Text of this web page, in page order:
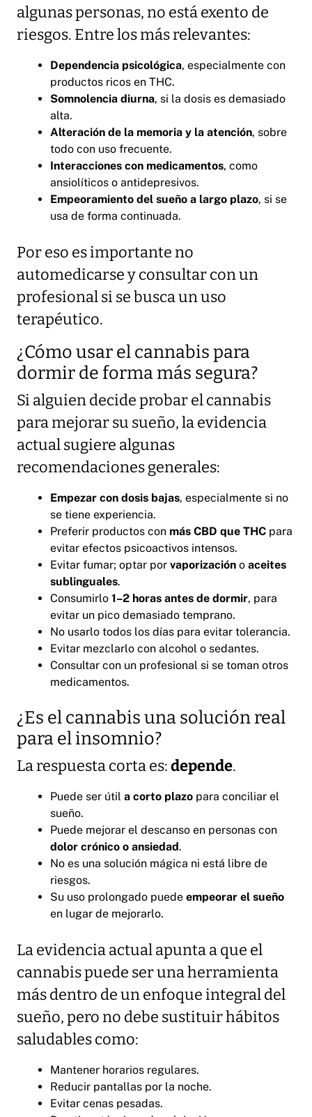
algunas personas, no está exento de
riesgos. Entre los más relevantes:
Dependencia psicológica, especialmente con
productos ricos en THC.
Somnolencia diurna, si la dosis es demasiado
alta.
Alteración de la memoria y la atención, sobre
todo con uso frecuente.
Interacciones con medicamentos, como
ansiolíticos o antidepresivos.
Empeoramiento del sueño a largo plazo, si se
usa de forma continuada.
Por eso es importante no
automedicarse y consultar con un
profesional si se busca un uso
terapéutico.
¿Cómo usar el cannabis para
dormir de forma más segura?
Si alguien decide probar el cannabis
para mejorar su sueño, la evidencia
actual sugiere algunas
recomendaciones generales:
Empezar con dosis bajas, especialmente si no
se tiene experiencia.
Preferir productos con más CBD que THC para
evitar efectos psicoactivos intensos.
Evitar fumar; optar por vaporización o aceites
sublinguales.
Consumirlo 1–2 horas antes de dormir, para
evitar un pico demasiado temprano.
No usarlo todos los días para evitar tolerancia.
Evitar mezclarlo con alcohol o sedantes.
Consultar con un profesional si se toman otros
medicamentos.
¿Es el cannabis una solución real
para el insomnio?
La respuesta corta es:depende.
Puede ser útil a corto plazo para conciliar el
sueño.
Puede mejorar el descanso en personas con
dolor crónico o ansiedad.
No es una solución mágica ni está libre de
riesgos.
Su uso prolongado puede empeorar el sueño
en lugar de mejorarlo.
La evidencia actual apunta a que el
cannabis puede ser una herramienta
más dentro de un enfoque integral del
sueño, pero no debe sustituir hábitos
saludables como:
Mantener horarios regulares.
Reducir pantallas por la noche.
Evitar cenas pesadas.